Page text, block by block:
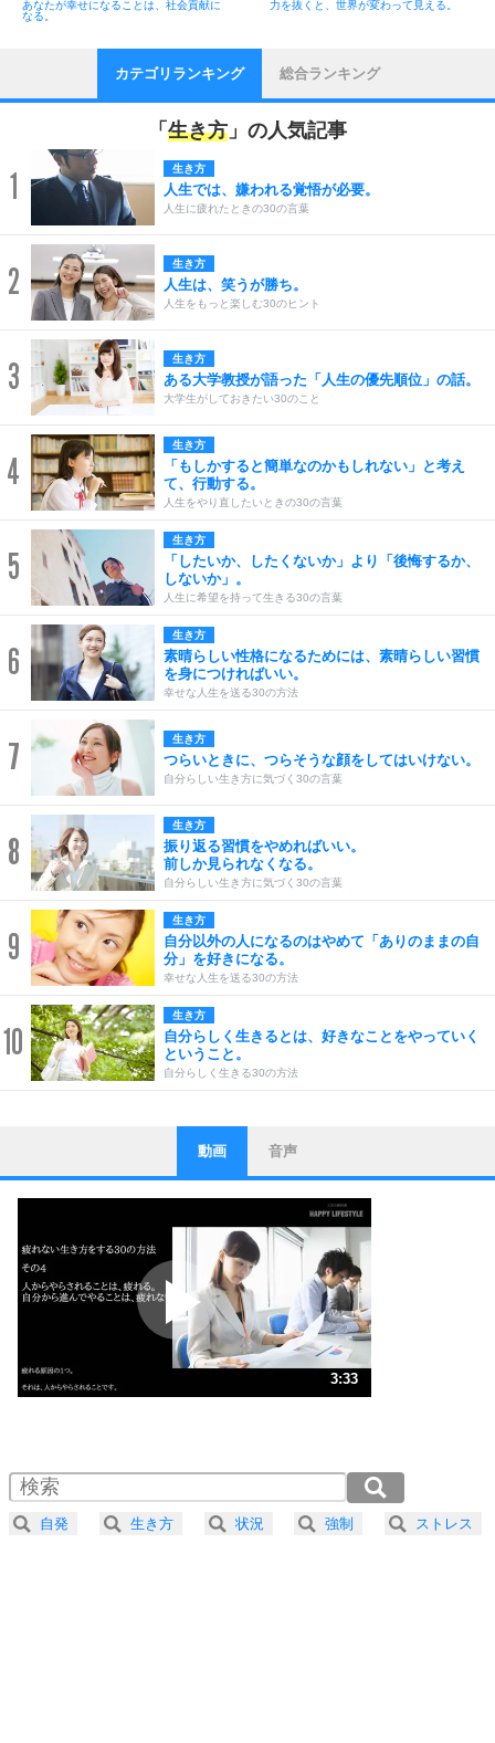
あなたが幸せになることは、社会貢献に
なる。
力を抜くと、世界が変わって見える。
カテゴリランキング 総合ランキング
「 生き方 」の人気記事
1 生き方
人生では、嫌われる覚悟が必要。
人生に疲れたときの30の言葉
2 生き方
人生は、笑うが勝ち。
人生をもっと楽しむ30のヒント
3 生き方
ある大学教授が語った「人生の優先順位」の話。
大学生がしておきたい30のこと
4
生き方
「もしかすると簡単なのかもしれない」と考え
て、行動する。
人生をやり直したいときの30の言葉
5
生き方
「したいか、したくないか」より「後悔するか、
しないか」。
人生に希望を持って生きる30の言葉
6
生き方
素晴らしい性格になるためには、素晴らしい習慣
を身につければいい。
幸せな人生を送る30の方法
7 生き方
つらいときに、つらそうな顔をしてはいけない。
自分らしい生き方に気づく30の言葉
8
生き方
振り返る習慣をやめればいい。
前しか見られなくなる。
自分らしい生き方に気づく30の言葉
9
生き方
自分以外の人になるのはやめて「ありのままの自
分」を好きになる。
幸せな人生を送る30の方法
10
生き方
自分らしく生きるとは、好きなことをやっていく
ということ。
自分らしく生きる30の方法
1
ストレス対策
他人と比べない。
いっそのこと、他人を見ない。
いらいらしない人になる30の方法
プラス思考
ポジティブになれない原因は、行動しないから。
ポジティブ思考になる30の方法
ストレス対策
人生、なんとかなるもの。
気楽に生きる30の方法
4 器の大きい人は、怒りを優しさで表現する。
プラス思考
動画 音声
3:33
2.0倍速 （418KB 1分46秒）
2.5倍速 （335KB 1分25秒）
3.0倍速 （279KB 1分11秒）
自発 生き方 状況 強制 ストレス